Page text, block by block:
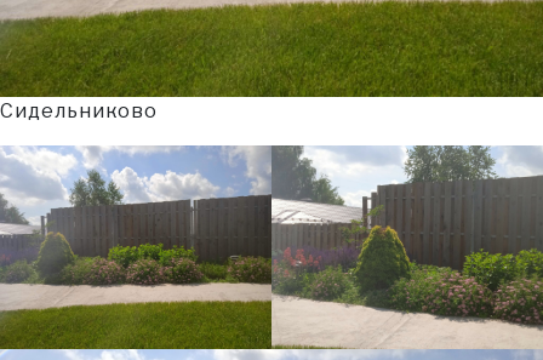
Сидельниково